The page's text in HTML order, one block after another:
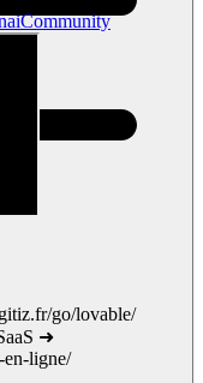
Community
go/lovable/
➜
en-ligne/